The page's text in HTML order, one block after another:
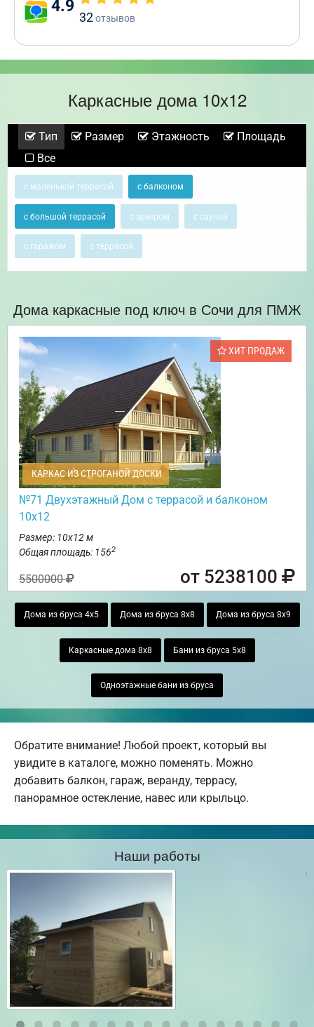
4.9
32отзывов
Каркасные дома 10х12
Тип Размер Этажность
Площадь
Все
с маленькой террасой с балконом
с большой террасой с эркером с сауной
с гаражом с террасой
Дома каркасные под ключ в Сочи для ПМЖ
ХИТ ПРОДАЖ
КАРКАС ИЗ СТРОГАНОЙ ДОСКИ
№71 Двухэтажный Дом с террасой и балконом
10х12
Размер: 10х12 м
Общая площадь: 1562
5500000 от 5238100
Дома из бруса 4х5 Дома из бруса 8х8 Дома из бруса 8х9
Каркасные дома 8х8 Бани из бруса 5х8
Одноэтажные бани из бруса
Обратите внимание! Любой проект, который вы
увидите в каталоге, можно поменять. Можно
добавить балкон, гараж, веранду, террасу,
панорамное остекление, навес или крыльцо.
Наши работы